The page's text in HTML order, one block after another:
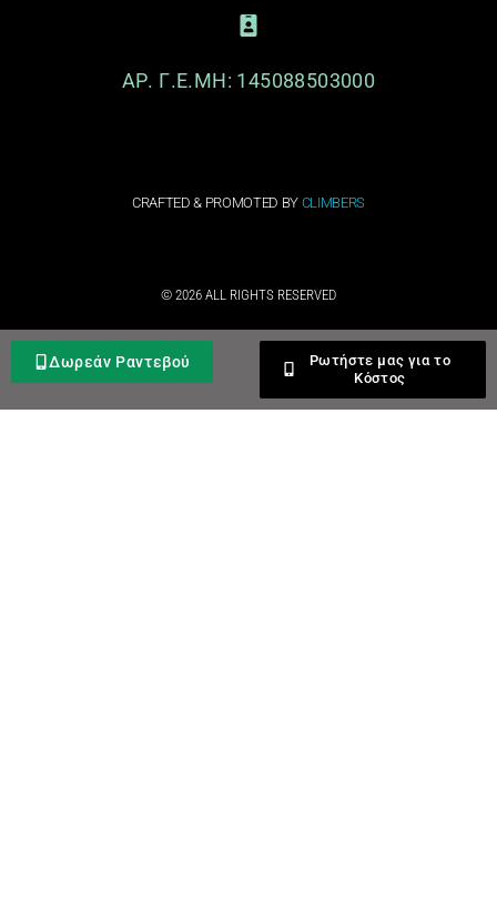
ΑΡ. Γ.Ε.ΜΗ: 145088503000
CRAFTED & PROMOTED BY CLIMBERS
© 2026 ALL RIGHTS RESERVED​
Δωρεάν Ραντεβού
Ρωτήστε μας για το
Κόστος